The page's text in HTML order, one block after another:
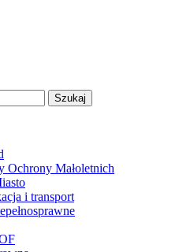
Szukaj
Ochrony Małoletnich
i transport